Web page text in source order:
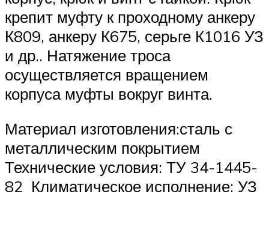
крепит муфту к проходному анкеру
К809, анкеру К675, серьге К1016 УЗ
и др.. Натяжение троса
осуществляется вращением
корпуса муфты вокруг винта.
Материал изготовления:сталь с
металлическим покрытием
Технические условия: ТУ 34-1445-
82 Климатическое исполнение: УЗ